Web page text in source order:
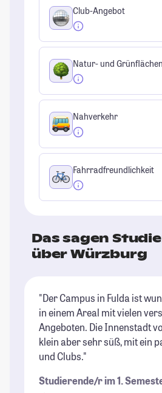
Club-Angebot
Natur- und Grünflächen
Nahverkehr
Fahrradfreundlichkeit
Das sagen
über Würzburg
"Der Campus in Fulda ist
in einem Areal mit vielen
Angeboten. Die Innenstadt
klein aber sehr süß, mit ein
und Clubs."
Studierende/r im 1.